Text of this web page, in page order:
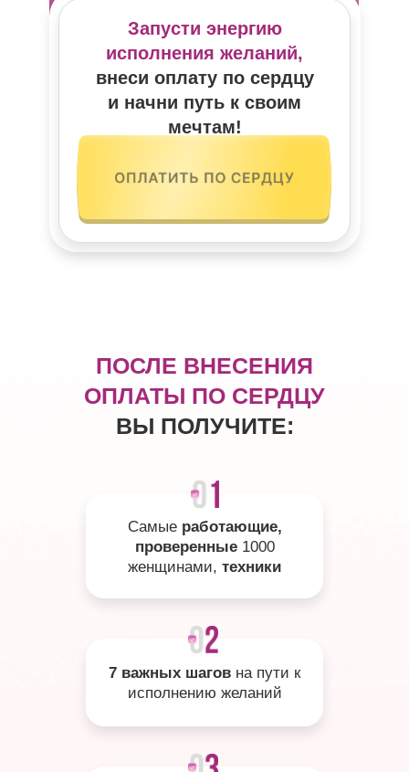
Запусти энергию
исполнения желаний,
внеси оплату по сердцу
и начни путь к своим
мечтам!
ПОСЛЕ ВНЕСЕНИЯ
ОПЛАТЫ ПО СЕРДЦУ
ВЫ ПОЛУЧИТЕ:
Самые работающие,
проверенные1000
женщинами, техники
7 важных шагов на пути к
исполнению желаний